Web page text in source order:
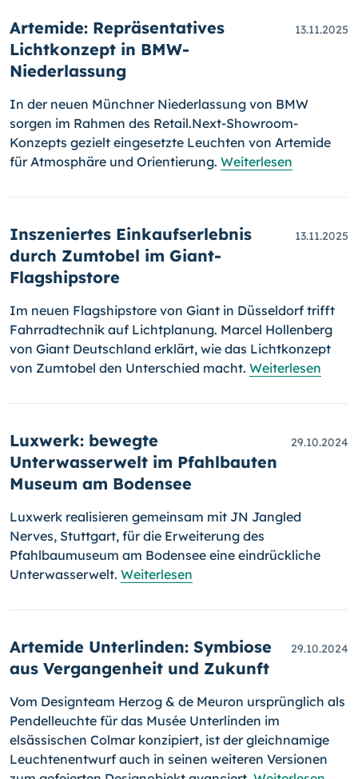
Artemide: Repräsentatives
Lichtkonzept in BMW-
Niederlassung
13.11.2025
In der neuen Münchner Niederlassung von BMW
sorgen im Rahmen des Retail.Next-Showroom-
Konzepts gezielt eingesetzte Leuchten von Artemide
für Atmosphäre und Orientierung. Weiterlesen
Inszeniertes Einkaufserlebnis
durch Zumtobel im Giant-
Flagshipstore
13.11.2025
Im neuen Flagshipstore von Giant in Düsseldorf trifft
Fahrradtechnik auf Lichtplanung. Marcel Hollenberg
von Giant Deutschland erklärt, wie das Lichtkonzept
von Zumtobel den Unterschied macht. Weiterlesen
Luxwerk: bewegte
Unterwasserwelt im Pfahlbauten
Museum am Bodensee
29.10.2024
Luxwerk realisieren gemeinsam mit JN Jangled
Nerves, Stuttgart, für die Erweiterung des
Pfahlbaumuseum am Bodensee eine eindrückliche
Unterwasserwelt. Weiterlesen
Artemide Unterlinden: Symbiose
aus Vergangenheit und Zukunft
29.10.2024
Vom Designteam Herzog & de Meuron ursprünglich als
Pendelleuchte für das Musée Unterlinden im
elsässischen Colmar konzipiert, ist der gleichnamige
Leuchtenentwurf auch in seinen weiteren Versionen